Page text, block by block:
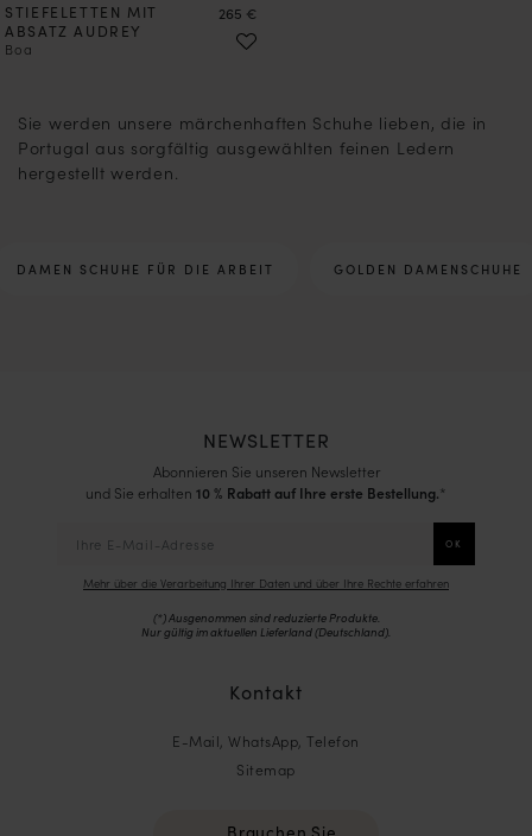
STIEFELETTEN MIT
ABSATZ AUDREY
Boa
Preis
265 €
Sie werden unsere märchenhaften Schuhe lieben, die in
Portugal aus sorgfältig ausgewählten feinen Ledern
hergestellt werden.
DAMEN SCHUHE FÜR DIE ARBEIT GOLDEN DAMENSCHUHE
NEWSLETTER
Abonnieren Sie unseren Newsletter
und Sie erhalten 10 % Rabatt auf Ihre erste Bestellung.*
Mehr über die Verarbeitung Ihrer Daten und über Ihre Rechte erfahren
(*) Ausgenommen sind reduzierte Produkte.
Nur gültig im aktuellen Lieferland (Deutschland).
Kontakt
E-Mail, WhatsApp, Telefon
Sitemap
Brauchen Sie